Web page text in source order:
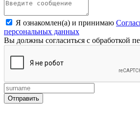
Я ознакомлен(а) и принимаю
персональных данных
Вы должны согласиться с обработкой